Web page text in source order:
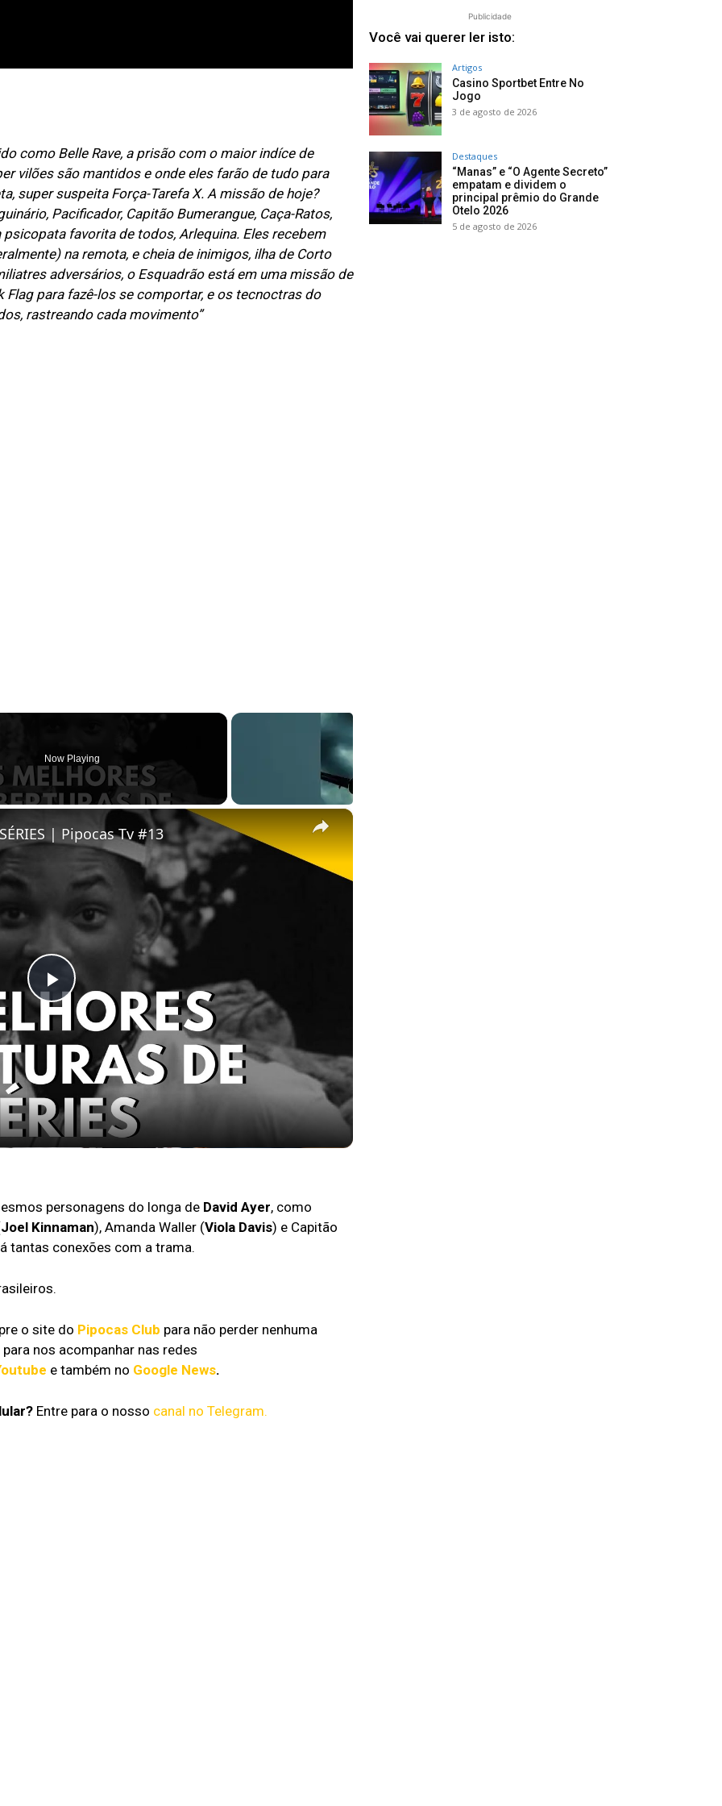
como Belle Rave, a prisão com o maior indíce de
vilões são mantidos e onde eles farão de tudo para
super suspeita Força-Tarefa X. A missão de hoje?
Pacificador, Capitão Bumerangue, Caça-Ratos,
psicopata favorita de todos, Arlequina. Eles recebem
na remota, e cheia de inimigos, ilha de Corto
adversários, o Esquadrão está em uma missão de
Flag para fazê-los se comportar, e os tecnoctras do
rastreando cada movimento”
Now Playing
×
Play
Video
| Pipocas Tv #13
personagens do longa de David Ayer, como
Joel Kinnaman), Amanda Waller (Viola Davis) e Capitão
tantas conexões com a trama.
o site do Pipocas Club para não perder nenhuma
nos acompanhar nas redes
e também no Google News.
Entre para o nosso canal no Telegram.
Publicidade
Você vai querer ler isto:
Artigos
Casino Sportbet Entre No
Jogo
3 de agosto de 2026
Destaques
“Manas” e “O Agente Secreto”
empatam e dividem o
principal prêmio do Grande
Otelo 2026
5 de agosto de 2026